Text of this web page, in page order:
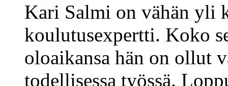
Kari Salmi on vähän yli
koulutusexpertti. Koko
oloaikansa hän on ollut
todellisessa työssä.